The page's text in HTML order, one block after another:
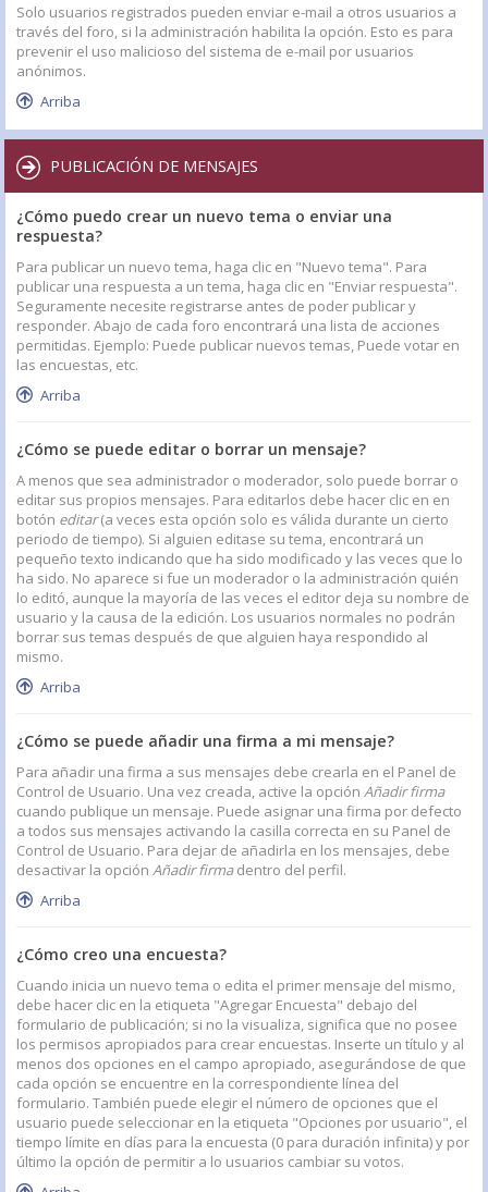
Solo usuarios registrados pueden enviar e-mail a otros usuarios a
través del foro, si la administración habilita la opción. Esto es para
prevenir el uso malicioso del sistema de e-mail por usuarios
anónimos.
Arriba
PUBLICACIÓN DE MENSAJES
¿Cómo puedo crear un nuevo tema o enviar una
respuesta?
Para publicar un nuevo tema, haga clic en "Nuevo tema". Para
publicar una respuesta a un tema, haga clic en "Enviar respuesta".
Seguramente necesite registrarse antes de poder publicar y
responder. Abajo de cada foro encontrará una lista de acciones
permitidas. Ejemplo: Puede publicar nuevos temas, Puede votar en
las encuestas, etc.
Arriba
¿Cómo se puede editar o borrar un mensaje?
A menos que sea administrador o moderador, solo puede borrar o
editar sus propios mensajes. Para editarlos debe hacer clic en en
botón editar(a veces esta opción solo es válida durante un cierto
periodo de tiempo). Si alguien editase su tema, encontrará un
pequeño texto indicando que ha sido modificado y las veces que lo
ha sido. No aparece si fue un moderador o la administración quién
lo editó, aunque la mayoría de las veces el editor deja su nombre de
usuario y la causa de la edición. Los usuarios normales no podrán
borrar sus temas después de que alguien haya respondido al
mismo.
Arriba
¿Cómo se puede añadir una firma a mi mensaje?
Para añadir una firma a sus mensajes debe crearla en el Panel de
Control de Usuario. Una vez creada, active la opción Añadir firma
cuando publique un mensaje. Puede asignar una firma por defecto
a todos sus mensajes activando la casilla correcta en su Panel de
Control de Usuario. Para dejar de añadirla en los mensajes, debe
desactivar la opción Añadir firmadentro del perfil.
Arriba
¿Cómo creo una encuesta?
Cuando inicia un nuevo tema o edita el primer mensaje del mismo,
debe hacer clic en la etiqueta "Agregar Encuesta" debajo del
formulario de publicación; si no la visualiza, significa que no posee
los permisos apropiados para crear encuestas. Inserte un título y al
menos dos opciones en el campo apropiado, asegurándose de que
cada opción se encuentre en la correspondiente línea del
formulario. También puede elegir el número de opciones que el
usuario puede seleccionar en la etiqueta "Opciones por usuario", el
tiempo límite en días para la encuesta (0 para duración infinita) y por
último la opción de permitir a lo usuarios cambiar su votos.